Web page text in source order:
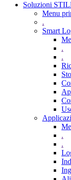
Soluzioni
Menu
.
Smart
.
.
.
.